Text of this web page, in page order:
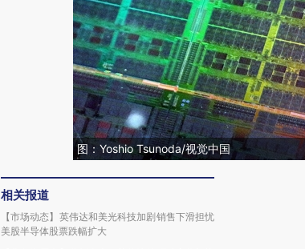
图：Yoshio Tsunoda/视觉中国
相关报道
【市场动态】英伟达和美光科技加剧销售下滑担忧
美股半导体股票跌幅扩大